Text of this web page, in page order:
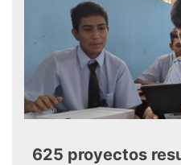
625 proyectos